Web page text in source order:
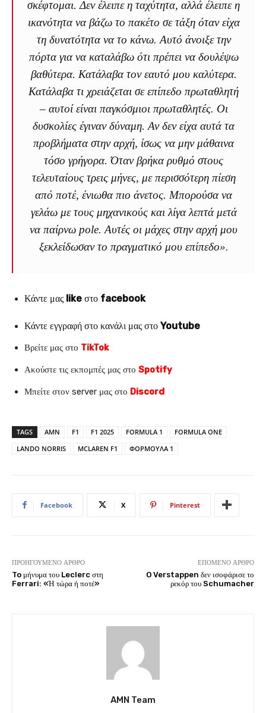
σκέφτομαι. Δεν έλειπε η ταχύτητα, αλλά έλειπε η
ικανότητα να βάζω το πακέτο σε τάξη όταν είχα
τη δυνατότητα να το κάνω. Αυτό άνοιξε την
πόρτα για να καταλάβω ότι πρέπει να δουλέψω
βαθύτερα. Κατάλαβα τον εαυτό μου καλύτερα.
Κατάλαβα τι χρειάζεται σε επίπεδο πρωταθλητή
– αυτοί είναι παγκόσμιοι πρωταθλητές. Οι
δυσκολίες έγιναν δύναμη. Αν δεν είχα αυτά τα
προβλήματα στην αρχή, ίσως να μην μάθαινα
τόσο γρήγορα. Όταν βρήκα ρυθμό στους
τελευταίους τρεις μήνες, με περισσότερη πίεση
από ποτέ, ένιωθα πιο άνετος. Μπορούσα να
γελάω με τους μηχανικούς και λίγα λεπτά μετά
να παίρνω pole. Αυτές οι μάχες στην αρχή μου
ξεκλείδωσαν το πραγματικό μου επίπεδο».
Κάντε μας like στο facebook
Κάντε εγγραφή στο κανάλι μας στο Youtube
Βρείτε μας στο TikTok
Ακούστε τις εκπομπές μας στο Spotify
Μπείτε στον server μας στο Discord
TAGS AMN F1 F1 2025 FORMULA 1
FORMULA ONE
LANDO NORRIS
MCLAREN F1 ΦΟΡΜΟΥΛΑ 1
Facebook X Pinterest
ΠΡΟΗΓΟΎΜΕΝΟ ΆΡΘΡΟ
To μήνυμα του Leclerc στη
Ferrari: «Ή τώρα ή ποτέ»
ΕΠΌΜΕΝΟ ΆΡΘΡΟ
O Verstappen δεν ισοφάρισε το
ρεκόρ του Schumacher
AMN Team